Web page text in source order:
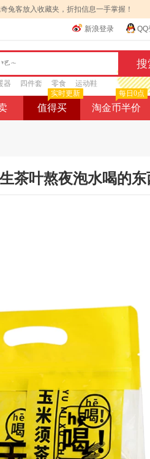
奇兔客放入收藏夹，折扣信息一手掌握！
新浪登录 QQ
器 四件套 零食 运动鞋
值得买
实时更新
淘金币半价
每日0点
茶叶熬夜泡水喝的东